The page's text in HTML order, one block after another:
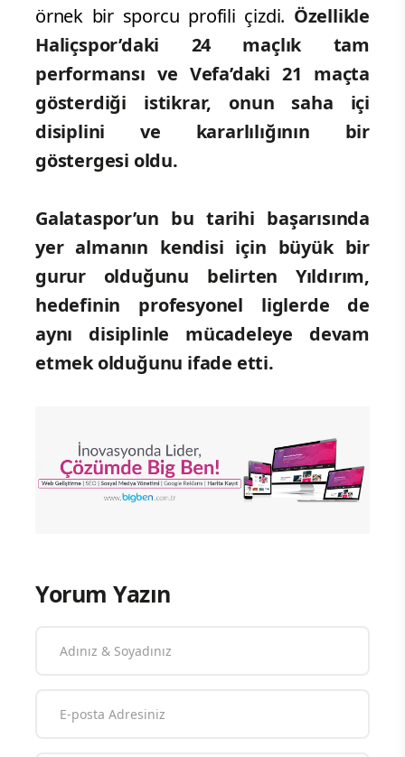
örnek bir sporcu profili çizdi. Özellikle
Haliçspor’daki 24 maçlık tam
performansı ve Vefa’daki 21 maçta
gösterdiği istikrar, onun saha içi
disiplini ve kararlılığının bir
göstergesi oldu.
Galataspor’un bu tarihi başarısında
yer almanın kendisi için büyük bir
gurur olduğunu belirten Yıldırım,
hedefinin profesyonel liglerde de
aynı disiplinle mücadeleye devam
etmek olduğunu ifade etti.
Yorum Yazın